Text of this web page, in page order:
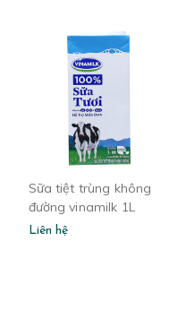
Sữa tiệt trùng không
đường vinamilk 1L
(Hộp)
Liên hệ